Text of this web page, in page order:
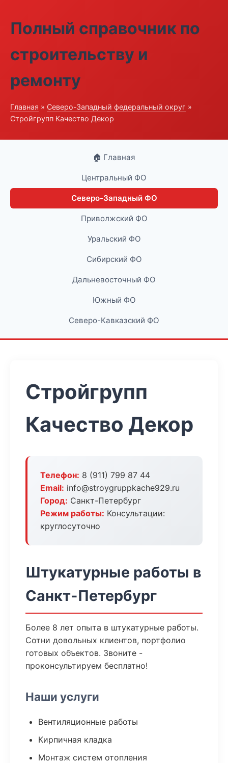
Полный справочник по
строительству и
ремонту
Главная » Северо-Западный федеральный округ »
Стройгрупп Качество Декор
🏠 Главная
Центральный ФО
Северо-Западный ФО
Приволжский ФО
Уральский ФО
Сибирский ФО
Дальневосточный ФО
Южный ФО
Северо-Кавказский ФО
Стройгрупп
Качество Декор
Телефон: 8 (911) 799 87 44
Email: info@stroygruppkache929.ru
Город: Санкт-Петербург
Режим работы: Консультации:
круглосуточно
Штукатурные работы в
Санкт-Петербург
Более 8 лет опыта в штукатурные работы.
Сотни довольных клиентов, портфолио
готовых объектов. Звоните -
проконсультируем бесплатно!
Наши услуги
Вентиляционные работы
Кирпичная кладка
Монтаж систем отопления